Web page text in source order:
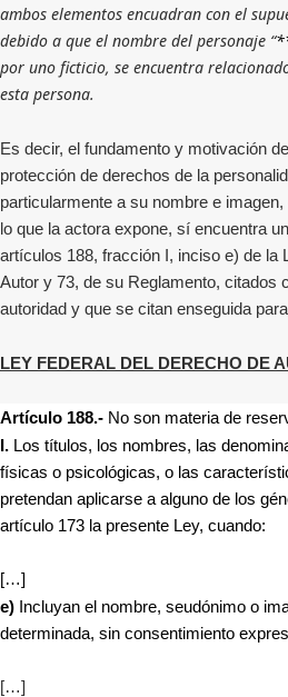
ambos elementos encuadran con el
debido a que el nombre del personaje “
por uno ficticio, se encuentra
esta persona.
Es decir, el fundamento y motivación
protección de derechos de la
particularmente a su nombre e
lo que la actora expone, sí encuentra
artículos 188, fracción I, inciso e) de la
Autor y 73, de su Reglamento, citados
autoridad y que se citan enseguida
LEY FEDERAL DEL DERECHO DE
Artículo 188.- No son materia de
I. Los títulos, los nombres, las
físicas o psicológicas, o las
pretendan aplicarse a alguno de los
artículo 173 la presente Ley, cuando:
[…]
e) Incluyan el nombre, seudónimo o
determinada, sin consentimiento
[…]